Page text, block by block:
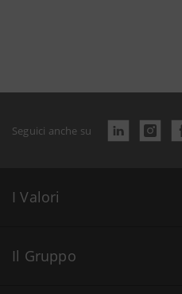
Seguici anche su
I Valori
Il Gruppo